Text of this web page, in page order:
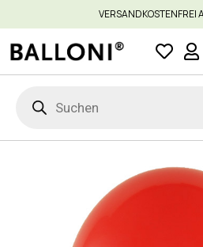
VERSANDKOSTENFREI